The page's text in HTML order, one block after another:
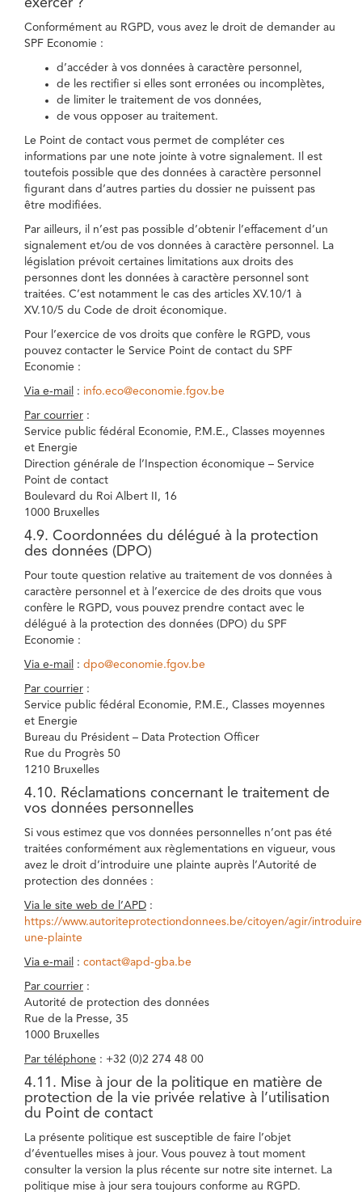
exercer ?
Conformément au RGPD, vous avez le droit de demander au
SPF Economie :
d’accéder à vos données à caractère personnel,
de les rectifier si elles sont erronées ou incomplètes,
de limiter le traitement de vos données,
de vous opposer au traitement.
Le Point de contact vous permet de compléter ces
informations par une note jointe à votre signalement. Il est
toutefois possible que des données à caractère personnel
figurant dans d’autres parties du dossier ne puissent pas
être modifiées.
Par ailleurs, il n’est pas possible d’obtenir l’effacement d’un
signalement et/ou de vos données à caractère personnel. La
législation prévoit certaines limitations aux droits des
personnes dont les données à caractère personnel sont
traitées. C’est notamment le cas des articles XV.10/1 à
XV.10/5 du Code de droit économique.
Pour l’exercice de vos droits que confère le RGPD, vous
pouvez contacter le Service Point de contact du SPF
Economie :
Via e-mail : info.eco@economie.fgov.be
Par courrier :
Service public fédéral Economie, P.M.E., Classes moyennes
et Energie
Direction générale de l’Inspection économique – Service
Point de contact
Boulevard du Roi Albert II, 16
1000 Bruxelles
4.9. Coordonnées du délégué à la protection
des données (DPO)
Pour toute question relative au traitement de vos données à
caractère personnel et à l’exercice de des droits que vous
confère le RGPD, vous pouvez prendre contact avec le
délégué à la protection des données (DPO) du SPF
Economie :
Via e-mail : dpo@economie.fgov.be
Par courrier :
Service public fédéral Economie, P.M.E., Classes moyennes
et Energie
Bureau du Président – Data Protection Officer
Rue du Progrès 50
1210 Bruxelles
4.10. Réclamations concernant le traitement de
vos données personnelles
Si vous estimez que vos données personnelles n’ont pas été
traitées conformément aux règlementations en vigueur, vous
avez le droit d’introduire une plainte auprès l’Autorité de
protection des données :
Via le site web de l’APD :
https://www.autoriteprotectiondonnees.be/citoyen/agir/
une-plainte
Via e-mail : contact@apd-gba.be
Par courrier :
Autorité de protection des données
Rue de la Presse, 35
1000 Bruxelles
Par téléphone : +32 (0)2 274 48 00
4.11. Mise à jour de la politique en matière de
protection de la vie privée relative à l’utilisation
du Point de contact
La présente politique est susceptible de faire l’objet
d’éventuelles mises à jour. Vous pouvez à tout moment
consulter la version la plus récente sur notre site internet. La
politique mise à jour sera toujours conforme au RGPD.